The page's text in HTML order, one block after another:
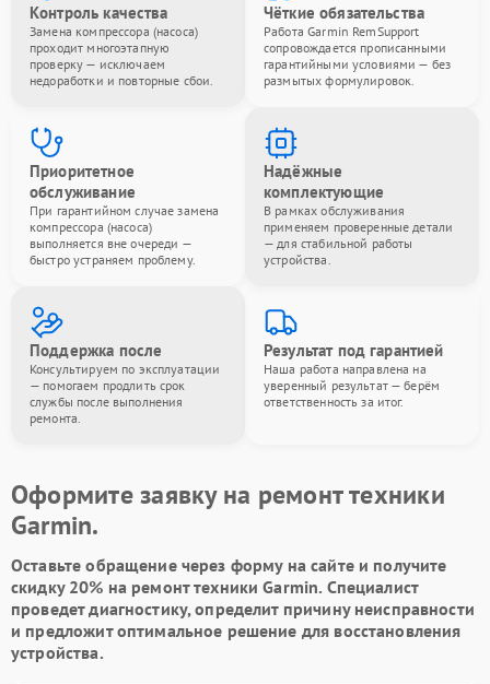
Контроль качества
Замена компрессора (насоса)
проходит многоэтапную
проверку — исключаем
недоработки и повторные сбои.
Чёткие обязательства
Работа Garmin RemSupport
сопровождается прописанными
гарантийными условиями — без
размытых формулировок.
Приоритетное
обслуживание
При гарантийном случае замена
компрессора (насоса)
выполняется вне очереди —
быстро устраняем проблему.
Надёжные
комплектующие
В рамках обслуживания
применяем проверенные детали
— для стабильной работы
устройства.
Поддержка после
Консультируем по эксплуатации
— помогаем продлить срок
службы после выполнения
ремонта.
Результат под гарантией
Наша работа направлена на
уверенный результат — берём
ответственность за итог.
Оформите заявку на ремонт техники
Garmin.
Оставьте обращение через форму на сайте и получите
скидку 20% на ремонт техники Garmin. Специалист
проведет диагностику, определит причину неисправности
и предложит оптимальное решение для восстановления
устройства.